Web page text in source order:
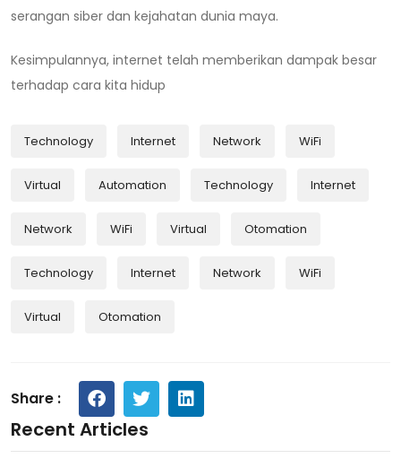
serangan siber dan kejahatan dunia maya.
Kesimpulannya, internet telah memberikan dampak besar
terhadap cara kita hidup
Technology Internet Network WiFi
Virtual Automation Technology Internet
Network WiFi Virtual Otomation
Technology Internet Network WiFi
Virtual Otomation
Share :
Recent Articles